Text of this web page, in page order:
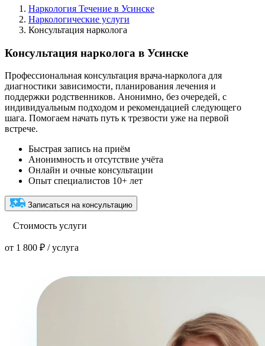
Наркология Течение в Усинске
Наркологические услуги
Консультация нарколога
Консультация нарколога в Усинске
Профессиональная консультация врача-нарколога для
диагностики зависимости, планирования лечения и
поддержки родственников. Анонимно, без очередей, с
индивидуальным подходом и рекомендацией следующего
шага. Помогаем начать путь к трезвости уже на первой
встрече.
Быстрая запись на приём
Анонимность и отсутствие учёта
Онлайн и очные консультации
Опыт специалистов 10+ лет
Записаться на консультацию
Стоимость услуги
от 1 800 ₽ / услуга